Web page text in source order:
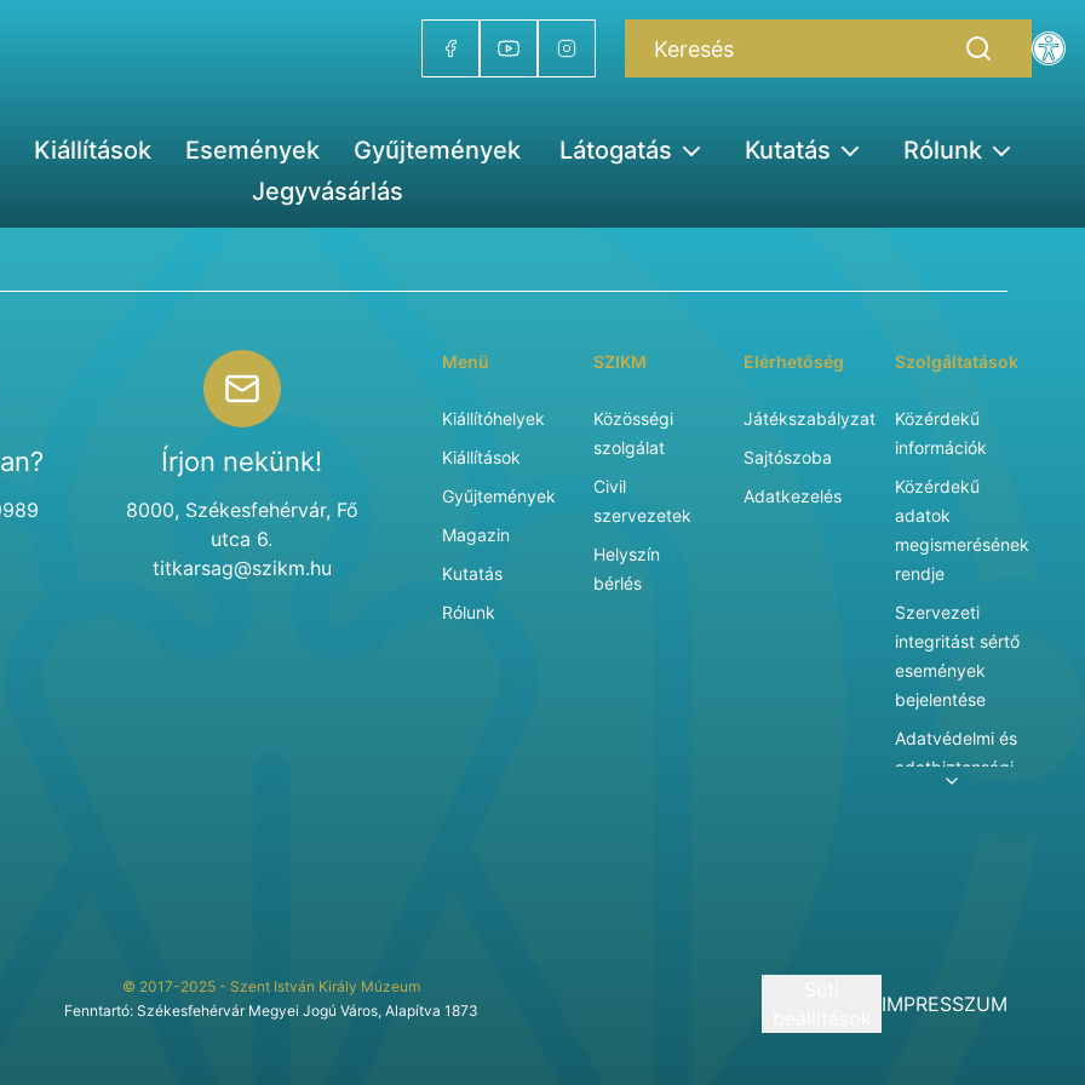
Kiállítások Események Gyűjtemények Látogatás Kutatás
Rólunk
Jegyvásárlás
Írjon nekünk!
8000, Székesfehérvár, Fő
utca 6.
titkarsag@szikm.hu
Menü
Kiállítóhelyek
Kiállítások
Gyűjtemények
Magazin
Kutatás
Rólunk
SZIKM
Közösségi
szolgálat
Civil
szervezetek
Helyszín
bérlés
Elérhetőség
Játékszabályzat
Sajtószoba
Adatkezelés
Szolgáltatások
Közérdekű
információk
Közérdekű
adatok
megismerésének
rendje
Szervezeti
integritást sértő
események
bejelentése
Adatvédelmi és
adatbiztonsági
szolgáltatásai
© 2017-2025 - Szent István Király Múzeum
Fenntartó: Székesfehérvár Megyei Jogú Város, Alapítva 1873
IMPRESSZUM